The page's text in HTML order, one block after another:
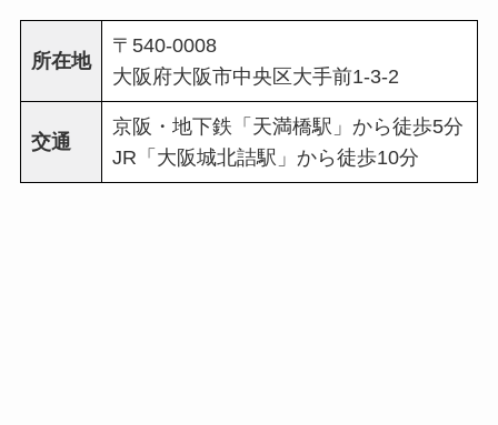
所在地
〒540-0008
大阪府大阪市中央区大手前1-3-2
交通
京阪・地下鉄「天満橋駅」から徒歩5分
JR「大阪城北詰駅」から徒歩10分